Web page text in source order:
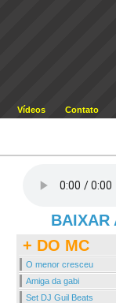
Vídeos Contato
BAIXAR
+ DO MC
O menor cresceu
Amiga da gabi
Set DJ Guil Beats